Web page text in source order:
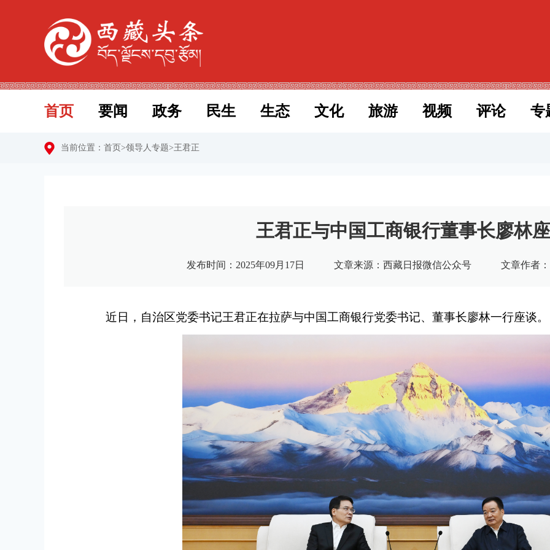
首页 要闻 政务 民生 生态 文化 旅游 视频 评论 专
当前位置： 首页 >领导人专题>王君正
王君正与中国工商银行董事长廖林
发布时间：2025年09月17日 文章来源：西藏日报微信公众号 文章作者
近日，自治区党委书记王君正在拉萨与中国工商银行党委书记、董事长廖林一行座谈。